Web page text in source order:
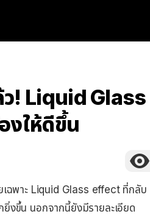
! Liquid Glass
งให้ดีขึ้น
ฉพาะ Liquid Glass effect ที่กลับ
งขึ้น นอกจากนี้ยังมีรายละเอียด